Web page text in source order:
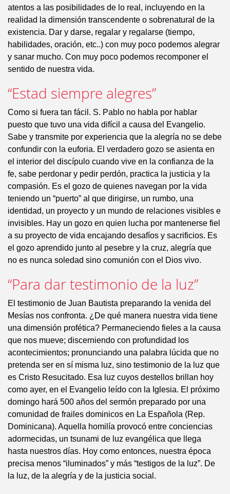
atentos a las posibilidades de lo real, incluyendo en la
realidad la dimensión transcendente o sobrenatural de la
existencia. Dar y darse, regalar y regalarse (tiempo,
habilidades, oración, etc..) con muy poco podemos alegrar
y sanar mucho. Con muy poco podemos recomponer el
sentido de nuestra vida.
“Estad siempre alegres”
Como si fuera tan fácil. S. Pablo no habla por hablar
puesto que tuvo una vida difícil a causa del Evangelio.
Sabe y transmite por experiencia que la alegría no se debe
confundir con la euforia. El verdadero gozo se asienta en
el interior del discípulo cuando vive en la confianza de la
fe, sabe perdonar y pedir perdón, practica la justicia y la
compasión. Es el gozo de quienes navegan por la vida
teniendo un “puerto” al que dirigirse, un rumbo, una
identidad, un proyecto y un mundo de relaciones visibles e
invisibles. Hay un gozo en quien lucha por mantenerse fiel
a su proyecto de vida encajando desafíos y sacrificios. Es
el gozo aprendido junto al pesebre y la cruz, alegría que
no es nunca soledad sino comunión con el Dios vivo.
“Para dar testimonio de la luz”
El testimonio de Juan Bautista preparando la venida del
Mesías nos confronta. ¿De qué manera nuestra vida tiene
una dimensión profética? Permaneciendo fieles a la causa
que nos mueve; discerniendo con profundidad los
acontecimientos; pronunciando una palabra lúcida que no
pretenda ser en sí misma luz, sino testimonio de la luz que
es Cristo Resucitado. Esa luz cuyos destellos brillan hoy
como ayer, en el Evangelio leído con la Iglesia. El próximo
domingo hará 500 años del sermón preparado por una
comunidad de frailes dominicos en La Española (Rep.
Dominicana). Aquella homilía provocó entre conciencias
adormecidas, un tsunami de luz evangélica que llega
hasta nuestros días. Hoy como entonces, nuestra época
precisa menos “iluminados” y más “testigos de la luz”. De
la luz, de la alegría y de la justicia social.